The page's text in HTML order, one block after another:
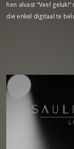
hen alvast “Veel
die enkel digitaal te